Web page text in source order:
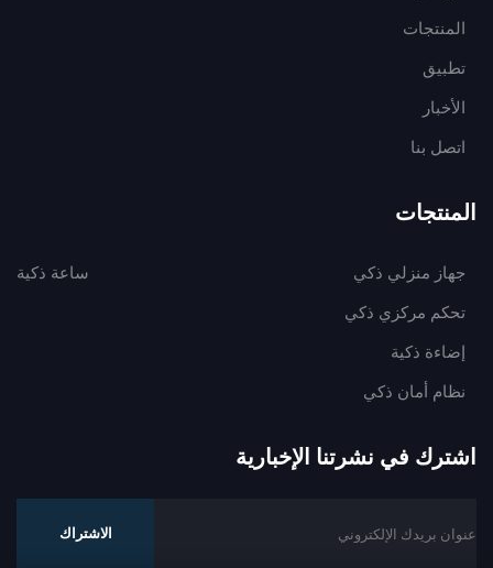
المنتجات
تطبيق
الأخبار
اتصل بنا
المنتجات
جهاز منزلي ذكي
تحكم مركزي ذكي
إضاءة ذكية
نظام أمان ذكي
ساعة ذكية
اشترك في نشرتنا الإخبارية
الاشتراك